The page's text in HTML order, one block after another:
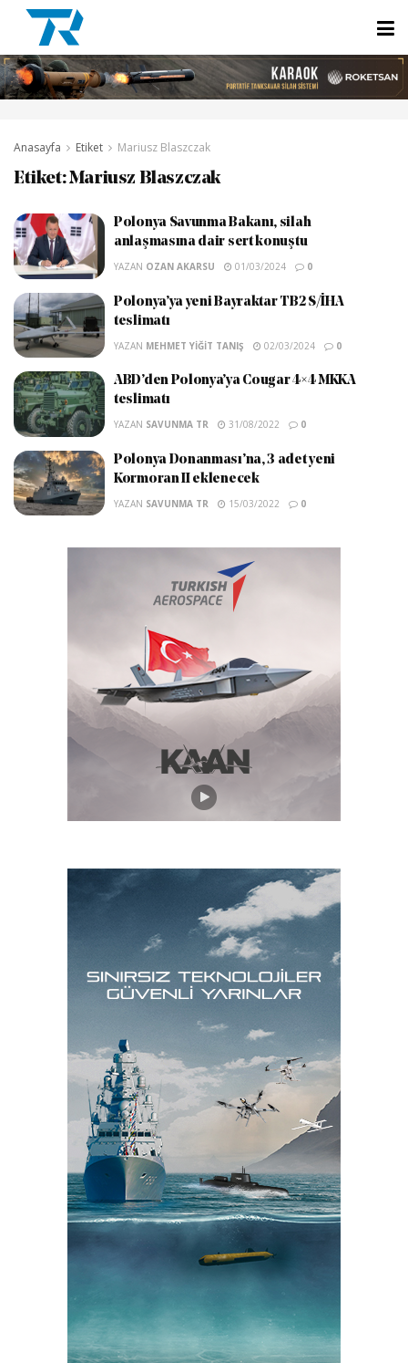
Anasayfa Etiket Mariusz Blaszczak
Etiket:Mariusz Blaszczak
Polonya Savunma Bakanı, silah
anlaşmasına dair sert konuştu
YAZAN OZAN AKARSU 01/03/2024 0
Polonya’ya yeni Bayraktar TB2 S/İHA
teslimatı
YAZAN MEHMET YIĞIT TANIŞ 02/03/2024 0
ABD’den Polonya’ya Cougar 4×4 MKKA
teslimatı
YAZAN SAVUNMA TR 31/08/2022 0
Polonya Donanması’na, 3 adet yeni
Kormoran II eklenecek
YAZAN SAVUNMA TR 15/03/2022 0